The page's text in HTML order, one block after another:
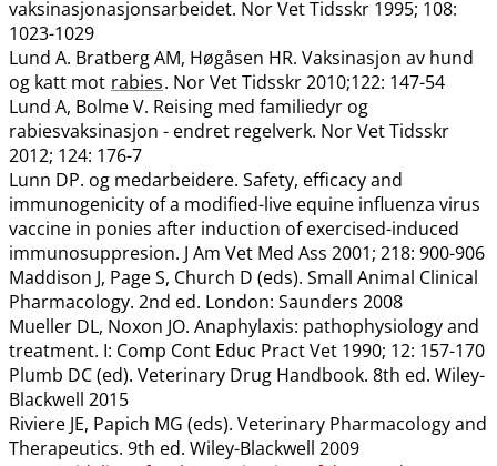
vaksinasjonasjonsarbeidet. Nor Vet Tidsskr 1995; 108:
1023-1029
Lund A. Bratberg AM, Høgåsen HR. Vaksinasjon av hund
og katt mot rabies. Nor Vet Tidsskr 2010;122: 147-54
Lund A, Bolme V. Reising med familiedyr og
rabiesvaksinasjon - endret regelverk. Nor Vet Tidsskr
2012; 124: 176-7
Lunn DP. og medarbeidere. Safety, efficacy and
immunogenicity of a modified-live equine influenza virus
vaccine in ponies after induction of exercised-induced
immunosuppresion. J Am Vet Med Ass 2001; 218: 900-906
Maddison J, Page S, Church D (eds). Small Animal Clinical
Pharmacology. 2nd ed. London: Saunders 2008
Mueller DL, Noxon JO. Anaphylaxis: pathophysiology and
treatment. I: Comp Cont Educ Pract Vet 1990; 12: 157-170
Plumb DC (ed). Veterinary Drug Handbook. 8th ed. Wiley-
Blackwell 2015
Riviere JE, Papich MG (eds). Veterinary Pharmacology and
Therapeutics. 9th ed. Wiley-Blackwell 2009